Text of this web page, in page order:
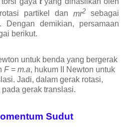
partikel dan mr2 sebagai
Dengan demikian, persamaan
berikut.
untuk benda yang bergerak
F = m.a, hukum II Newton untuk
Jadi, dalam gerak rotasi,
gerak translasi.
Sudut